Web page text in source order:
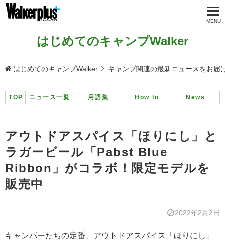
はじめてのキャンプWalker
はじめてのキャンプWalker キャンプ関連の最新ニュースをお届
TOP ニュース一覧 用語集 How to News
アウトドアスパイス「ほりにし」と
ラガービール「Pabst Blue
Ribbon」がコラボ！限定モデルを
販売中
2022年2月2日
キャンパーたちの定番、アウトドアスパイス「ほりにし」